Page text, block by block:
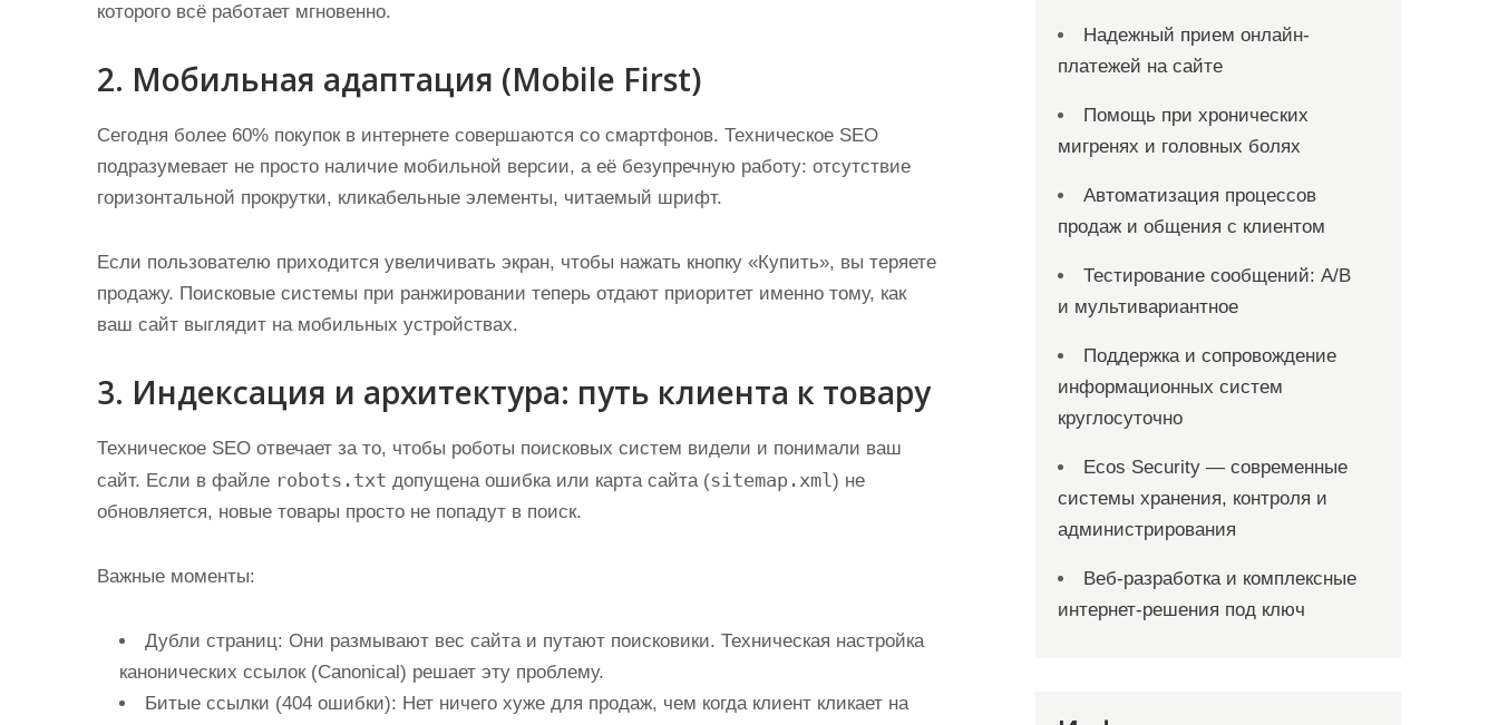
которого всё работает мгновенно.
2. Мобильная адаптация (Mobile First)
Сегодня более 60% покупок в интернете совершаются со смартфонов. Техническое SEO
подразумевает не просто наличие мобильной версии, а её безупречную работу: отсутствие
горизонтальной прокрутки, кликабельные элементы, читаемый шрифт.
Если пользователю приходится увеличивать экран, чтобы нажать кнопку «Купить», вы теряете
продажу. Поисковые системы при ранжировании теперь отдают приоритет именно тому, как
ваш сайт выглядит на мобильных устройствах.
3. Индексация и архитектура: путь клиента к товару
Техническое SEO отвечает за то, чтобы роботы поисковых систем видели и понимали ваш
сайт. Если в файле robots.txt допущена ошибка или карта сайта (sitemap.xml) не
обновляется, новые товары просто не попадут в поиск.
Важные моменты:
Дубли страниц: Они размывают вес сайта и путают поисковики. Техническая настройка
канонических ссылок (Canonical) решает эту проблему.
Битые ссылки (404 ошибки): Нет ничего хуже для продаж, чем когда клиент кликает на
Надежный прием онлайн-
платежей на сайте
Помощь при хронических
мигренях и головных болях
Автоматизация процессов
продаж и общения с клиентом
Тестирование сообщений: A/B
и мультивариантное
Поддержка и сопровождение
информационных систем
круглосуточно
Ecos Security — современные
системы хранения, контроля и
администрирования
Веб-разработка и комплексные
интернет-решения под ключ